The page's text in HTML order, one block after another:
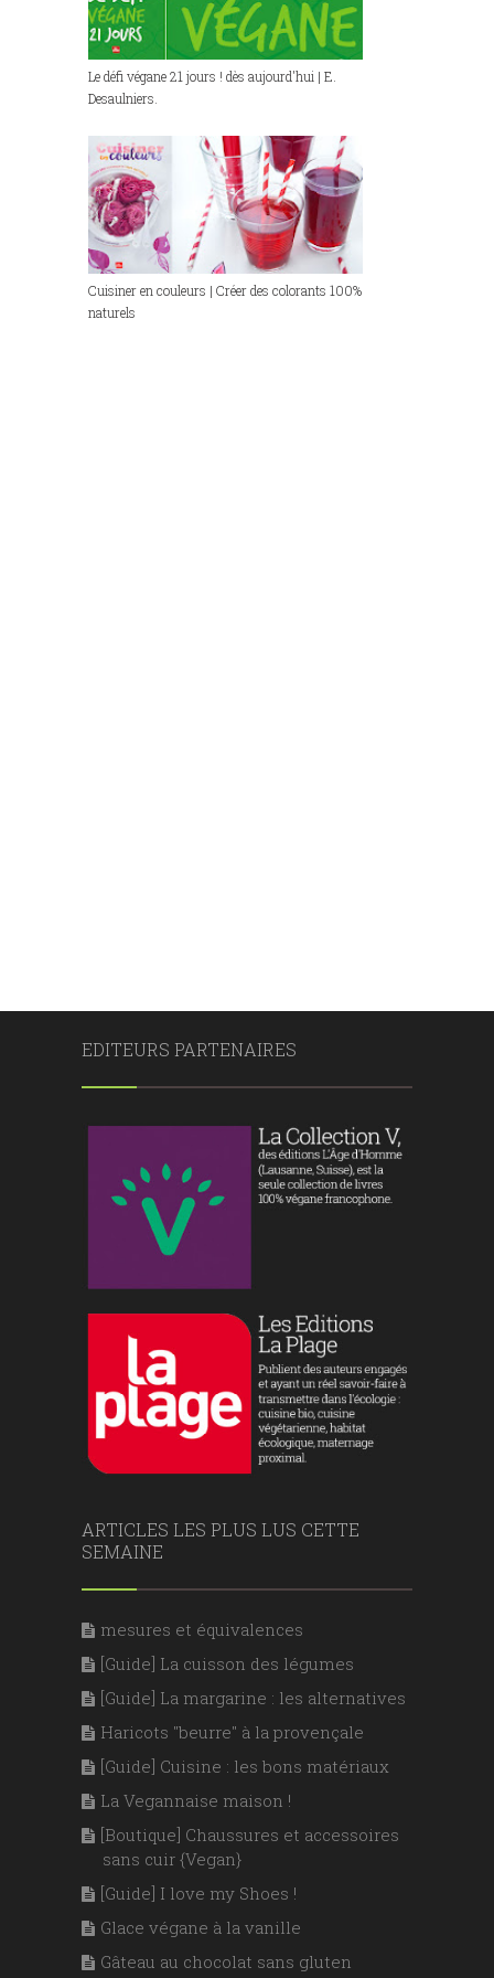
Le défi végane 21 jours ! dès aujourd'hui | E.
Desaulniers.
Cuisiner en couleurs | Créer des colorants 100%
naturels
EDITEURS PARTENAIRES
ARTICLES LES PLUS LUS CETTE
SEMAINE
mesures et équivalences
[Guide] La cuisson des légumes
[Guide] La margarine : les alternatives
Haricots "beurre" à la provençale
[Guide] Cuisine : les bons matériaux
La Vegannaise maison !
[Boutique] Chaussures et accessoires
sans cuir {Vegan}
[Guide] I love my Shoes !
Glace végane à la vanille
Gâteau au chocolat sans gluten